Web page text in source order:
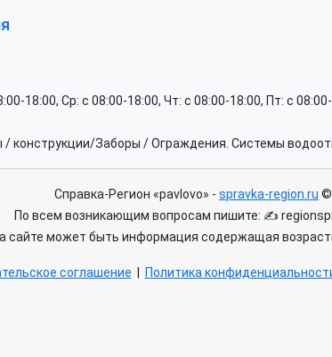
18:00, Ср: c 08:00-18:00, Чт: c 08:00-18:00, Пт: c
/ конструкции/Заборы / Ограждения. Системы
Справка-Регион «pavlovo» - spravka-region.ru ©
По всем возникающим вопросам пишите: ✍
сайте может быть информация содержащая
соглашение Политика